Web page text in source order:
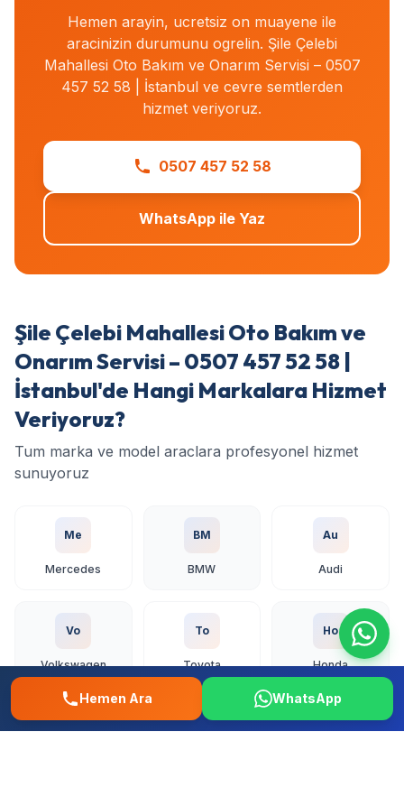
Hemen arayin, ucretsiz on muayene ile
aracinizin durumunu ogrelin. Şile Çelebi
Mahallesi Oto Bakım ve Onarım Servisi – 0507
457 52 58 | İstanbul ve cevre semtlerden
hizmet veriyoruz.
0507 457 52 58
WhatsApp ile Yaz
Şile Çelebi Mahallesi Oto Bakım ve
Onarım Servisi – 0507 457 52 58 |
İstanbul'de Hangi Markalara Hizmet
Veriyoruz?
Tum marka ve model araclara profesyonel hizmet
sunuyoruz
Me
Mercedes
BM
BMW
Au
Audi
Vo
Volkswagen
To
Toyota
Ho
Honda
Hemen Ara WhatsApp